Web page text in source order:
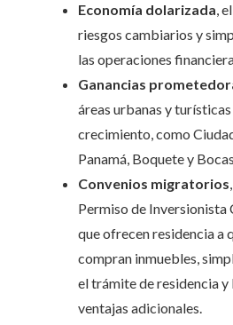
Economía dolarizada,
riesgos cambiarios y
las operaciones
Ganancias
áreas urbanas y turísticas
crecimiento, como
Panamá, Boquete y
Convenios migratorios
Permiso de Inversionista
que ofrecen residencia a
compran inmuebles,
el trámite de residencia
ventajas adicionales.